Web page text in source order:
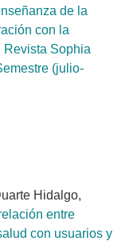
de la
con la
Revista Sophia
(julio-
Hidalgo,
entre
con usuarios y